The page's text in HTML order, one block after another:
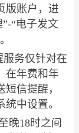
版账户，进
“电子发文
务仅针对在
在年费和年
信提醒，
中设置。
晚18时之间